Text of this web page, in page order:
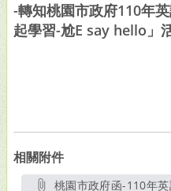
-轉知桃園市政府110年
起學習-尬E say hello」
相關附件